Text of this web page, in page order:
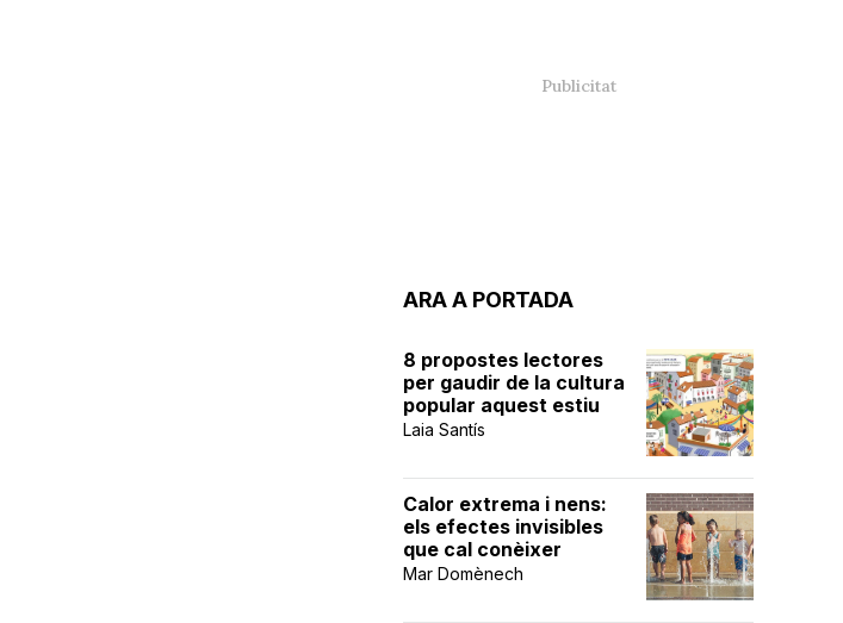
ARA A PORTADA
8 propostes lectores
per gaudir de la cultura
popular aquest estiu
Laia Santís
Calor extrema i nens:
els efectes invisibles
que cal conèixer
Mar Domènech